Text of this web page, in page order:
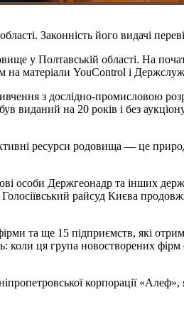
Законність його видачі
у Полтавській області. На
на матеріали YouControl і
з дослідно-промисловою
виданий на 20 років і без
ресурси родовища — це
особи Держгеонадр та інших
райсуд Києва
та ще 15 підприємств, які
коли ця група новостворених
корпорації «Алеф»,